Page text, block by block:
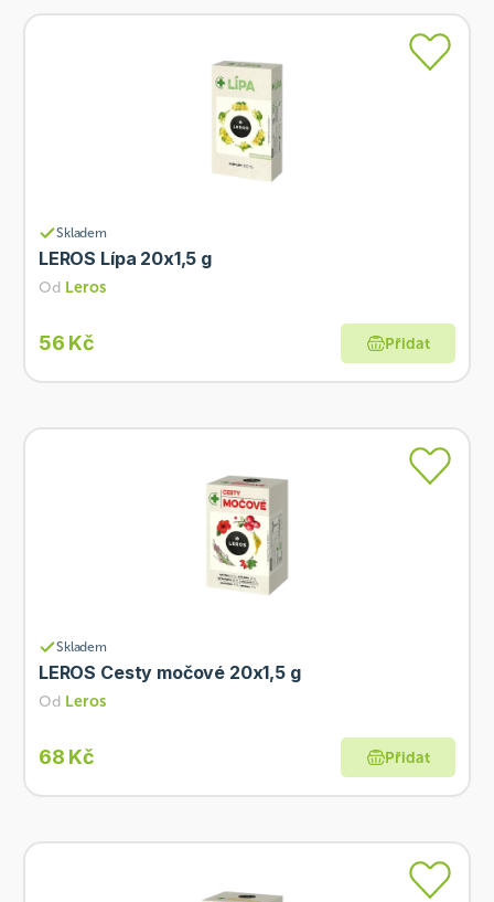
Skladem
LEROS Lípa 20x1,5 g
Od Leros
56 Kč Přidat
Skladem
LEROS Cesty močové 20x1,5 g
Od Leros
68 Kč Přidat